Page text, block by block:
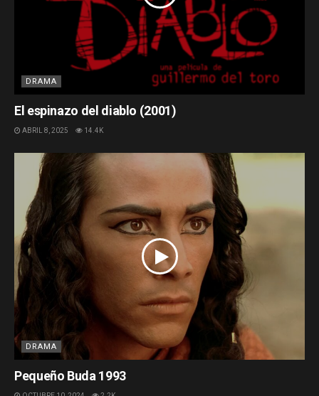
DRAMA
El espinazo del diablo (2001)
ABRIL 8, 2025 14.4K
DRAMA
Pequeño Buda 1993